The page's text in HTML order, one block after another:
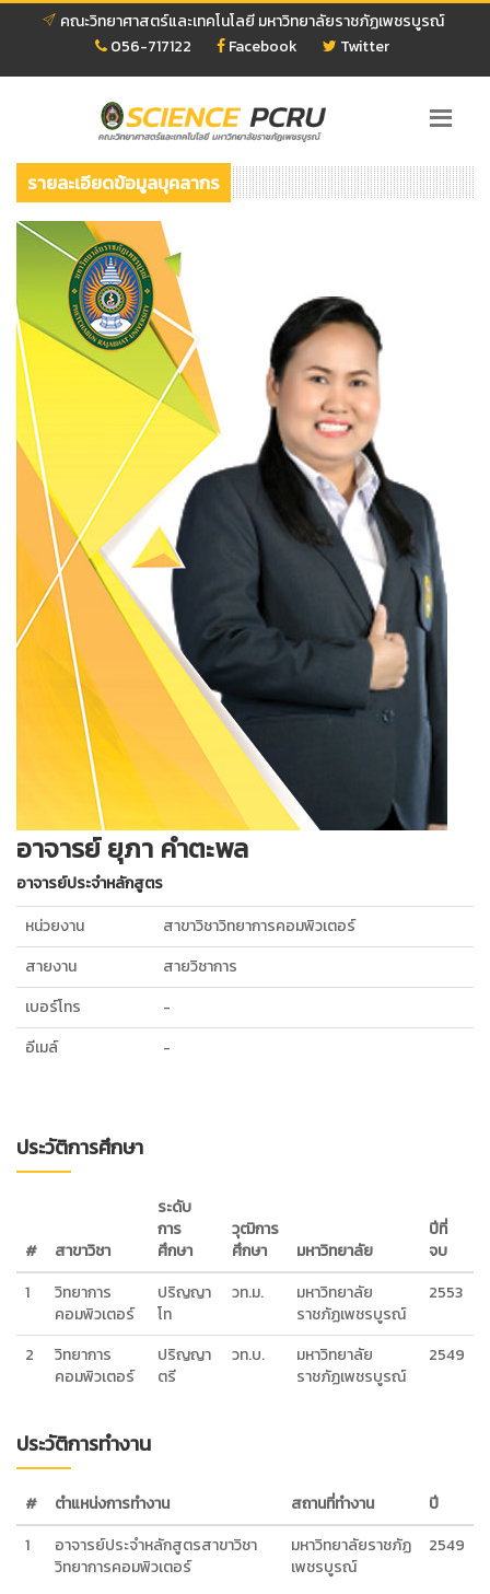
คณะวิทยาศาสตร์และเทคโนโลยี มหาวิทยาลัยราชภัฏเพชรบูรณ์
056-717122
Facebook Twitter
รายละเอียดข้อมูลบุคลากร
อาจารย์ ยุภา คำตะพล
อาจารย์ประจำหลักสูตร
หน่วยงาน
สาขาวิชาวิทยาการคอมพิวเตอร์
สายงาน
สายวิชาการ
เบอร์โทร
-
อีเมล์
-
ประวัติการศึกษา
# สาขาวิชา
ระดับ
การ
ศึกษา
วุฒิการ
ศึกษา
มหาวิทยาลัย
ปีที่
จบ
1
วิทยาการ
คอมพิวเตอร์
ปริญญา
โท
วท.ม.
มหาวิทยาลัย
ราชภัฏเพชรบูรณ์
2553
2
วิทยาการ
คอมพิวเตอร์
ปริญญา
ตรี
วท.บ.
มหาวิทยาลัย
ราชภัฏเพชรบูรณ์
2549
ประวัติการทำงาน
# ตำแหน่งการทำงาน สถานที่ทำงาน
ปี
1
อาจารย์ประจำหลักสูตรสาขาวิชา
วิทยาการคอมพิวเตอร์
มหาวิทยาลัยราชภัฏ
เพชรบูรณ์
2549